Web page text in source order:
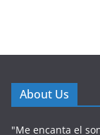
About Us
"Me encanta el